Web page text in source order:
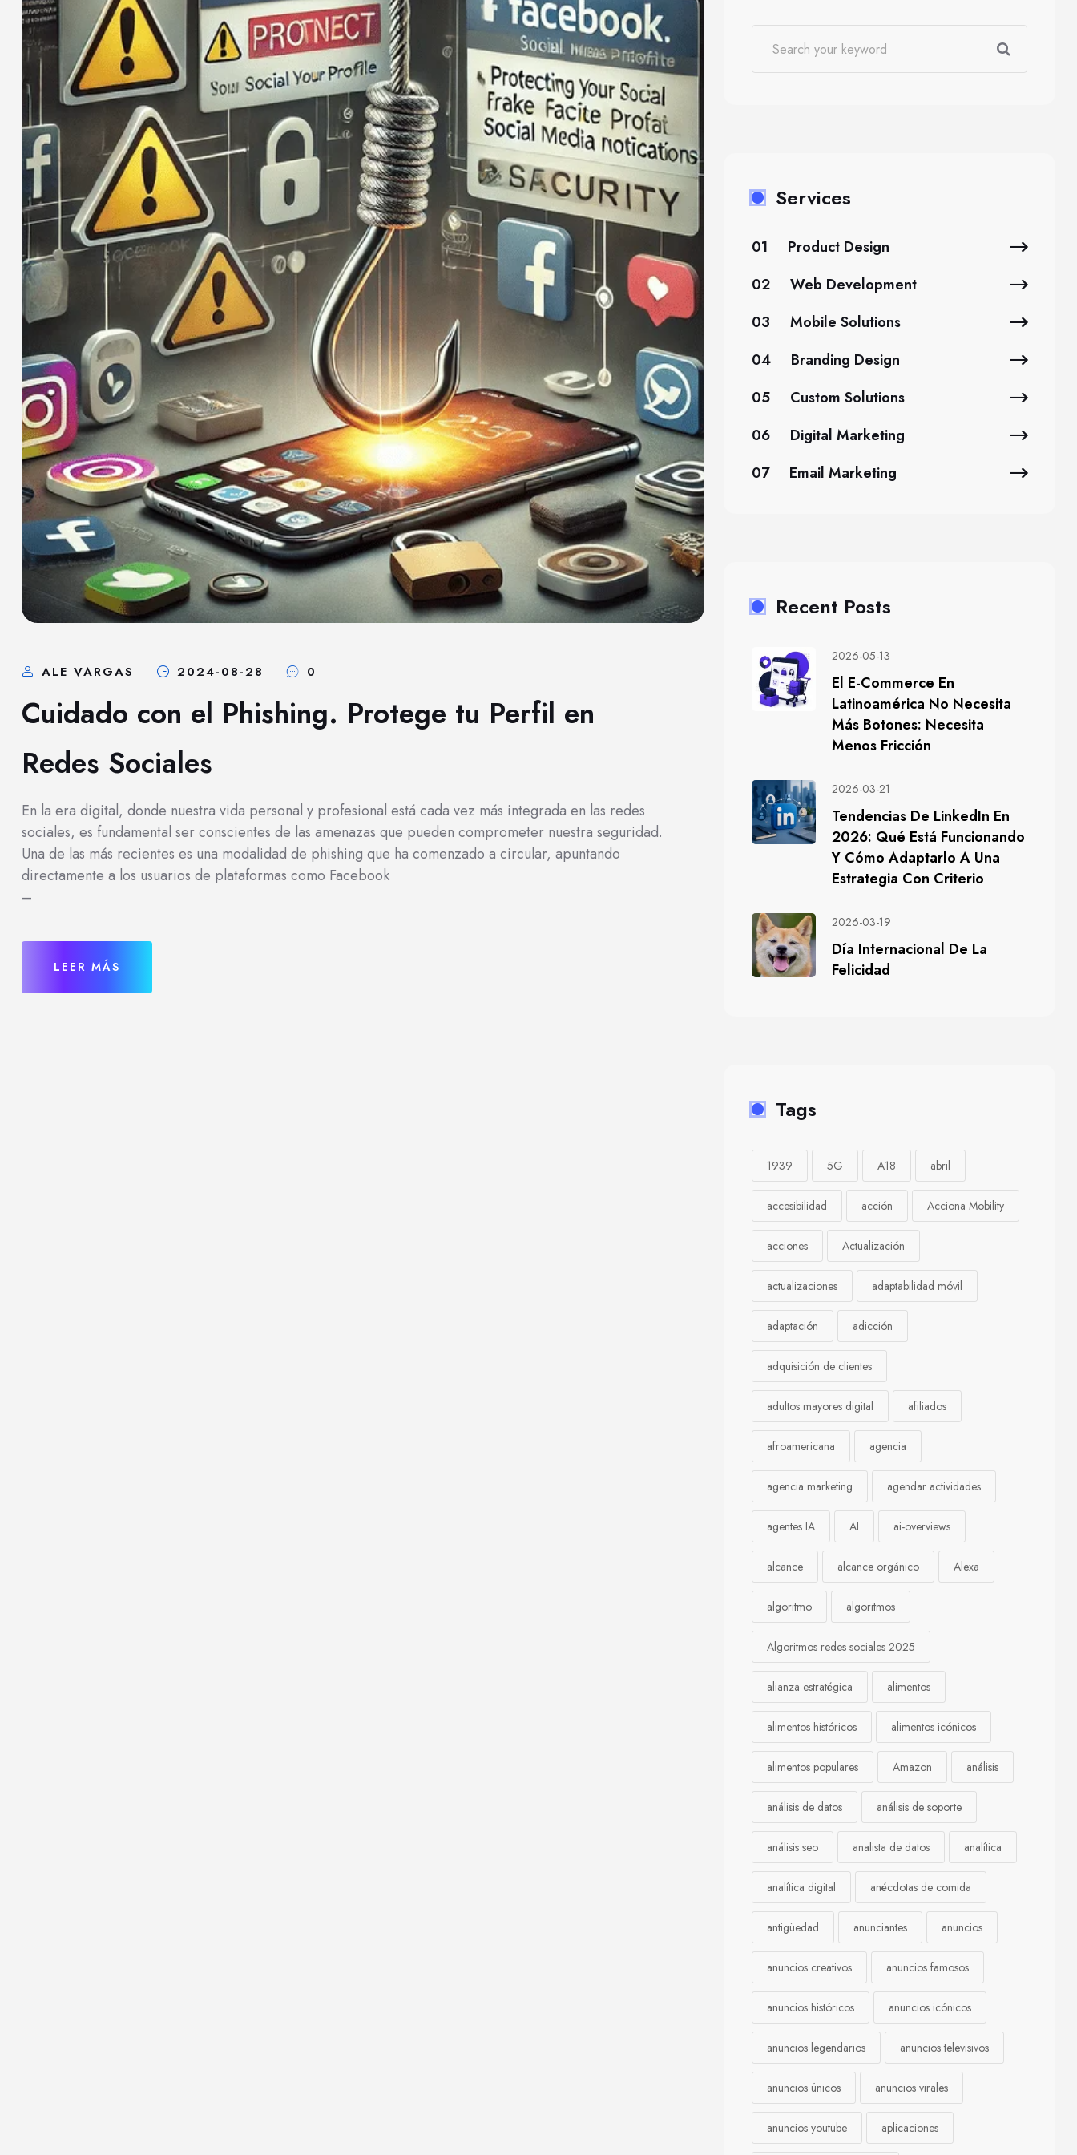
ALE VARGAS 2024-08-28 0
Cuidado con el Phishing. Protege tu Perfil en
Redes Sociales
En la era digital, donde nuestra vida personal y profesional está cada vez más integrada en las redes
sociales, es fundamental ser conscientes de las amenazas que pueden comprometer nuestra seguridad.
Una de las más recientes es una modalidad de phishing que ha comenzado a circular, apuntando
directamente a los usuarios de plataformas como Facebook
–
LEER MÁS
Services
01
Product Design
02
Web Development
03
Mobile Solutions
04
Branding Design
05
Custom Solutions
06
Digital Marketing
07
Email Marketing
Recent Posts
2026-05-13
El E-Commerce En
Latinoamérica No Necesita
Más Botones: Necesita
Menos Fricción
2026-03-21
Tendencias De LinkedIn En
2026: Qué Está Funcionando
Y Cómo Adaptarlo A Una
Estrategia Con Criterio
2026-03-19
Día Internacional De La
Felicidad
Tags
1939 5G A18 abril
accesibilidad acción Acciona Mobility
acciones Actualización
actualizaciones adaptabilidad móvil
adaptación adicción
adquisición de clientes
adultos mayores digital afiliados
afroamericana agencia
agencia marketing agendar actividades
agentes IA AI ai-overviews
alcance alcance orgánico Alexa
algoritmo algoritmos
Algoritmos redes sociales 2025
alianza estratégica alimentos
alimentos históricos alimentos icónicos
alimentos populares Amazon análisis
análisis de datos análisis de soporte
análisis seo analista de datos analítica
analítica digital anécdotas de comida
antigüedad anunciantes anuncios
anuncios creativos anuncios famosos
anuncios históricos anuncios icónicos
anuncios legendarios anuncios televisivos
anuncios únicos anuncios virales
anuncios youtube aplicaciones